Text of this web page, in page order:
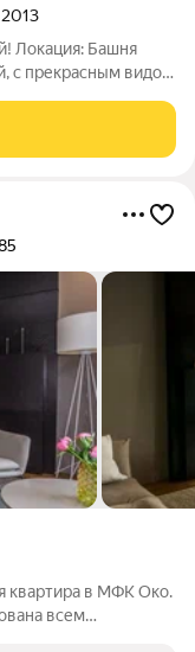
2013
Локация: Башня
с прекрасным видом
вы найдете все
квартира в МФК Око.
всем